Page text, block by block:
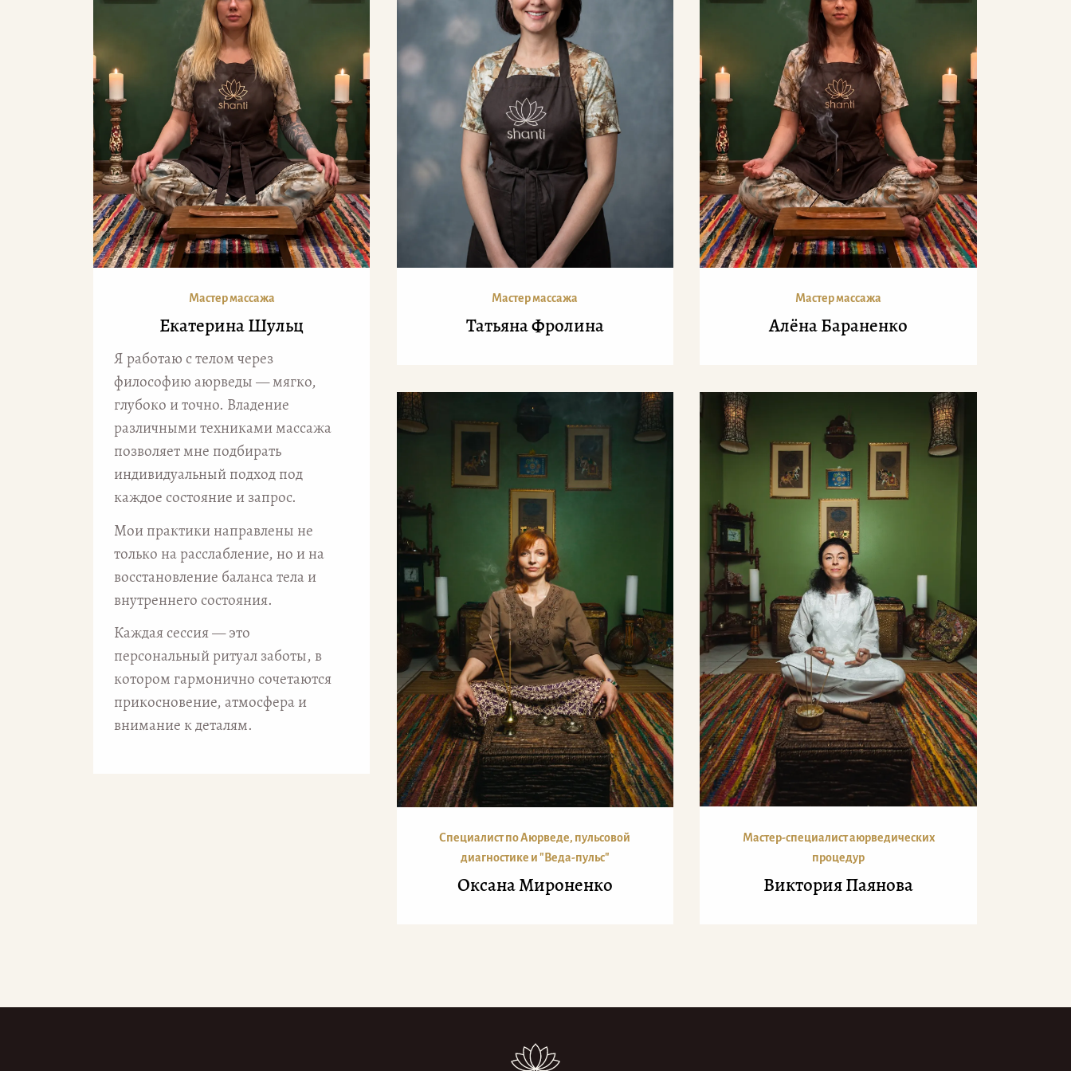
Мастер массажа
Екатерина Шульц
Я работаю с телом через
философию аюрведы — мягко,
глубоко и точно. Владение
различными техниками массажа
позволяет мне подбирать
индивидуальный подход под
каждое состояние и запрос.
Мои практики направлены не
только на расслабление, но и на
восстановление баланса тела и
внутреннего состояния.
Каждая сессия — это
персональный ритуал заботы, в
котором гармонично сочетаются
прикосновение, атмосфера и
внимание к деталям.
Мастер массажа
Татьяна Фролина
Мастер массажа
Алёна Бараненко
Специалист по Аюрведе, пульсовой
диагностике и "Веда-пульс"
Оксана Мироненко
Мастер-специалист аюрведических
процедур
Виктория Паянова